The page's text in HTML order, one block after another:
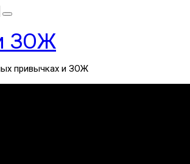
ЗОЖ
привычках и ЗОЖ